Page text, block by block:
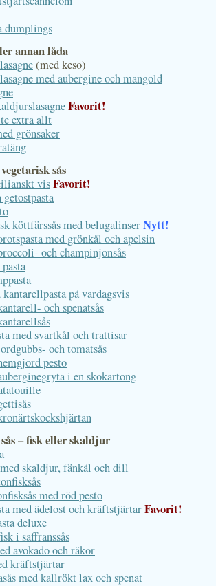
dumplings
annan låda
(med keso)
med aubergine och mangold
Favorit!
extra allt
grönsaker
sås
visFavorit!
köttfärssås med belugalinserNytt!
med grönkål och apelsin
och champinjonsås
kantarellpasta på vardagsvis
och spenatsås
med svartkål och trattisar
och tomatsås
pesto
i en skokartong
– fisk eller skaldjur
skaldjur, fänkål och dill
med röd pesto
med ädelost och kräftstjärtarFavorit!
deluxe
i saffranssås
avokado och räkor
kräftstjärtar
med kallrökt lax och spenat